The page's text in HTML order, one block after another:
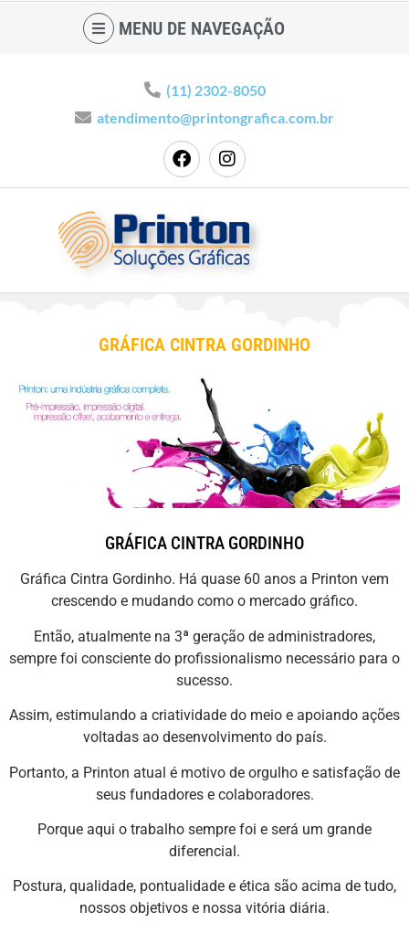
MENU DE NAVEGAÇÃO
(11) 2302-8050
atendimento@printongrafica.com.br
GRÁFICA CINTRA GORDINHO
GRÁFICA CINTRA GORDINHO
Gráfica Cintra Gordinho. Há quase 60 anos a Printon vem
crescendo e mudando como o mercado gráfico.
Então, atualmente na 3ª geração de administradores,
sempre foi consciente do profissionalismo necessário para o
sucesso.
Assim, estimulando a criatividade do meio e apoiando ações
voltadas ao desenvolvimento do país.
Portanto, a Printon atual é motivo de orgulho e satisfação de
seus fundadores e colaboradores.
Porque aqui o trabalho sempre foi e será um grande
diferencial.
Postura, qualidade, pontualidade e ética são acima de tudo,
nossos objetivos e nossa vitória diária.